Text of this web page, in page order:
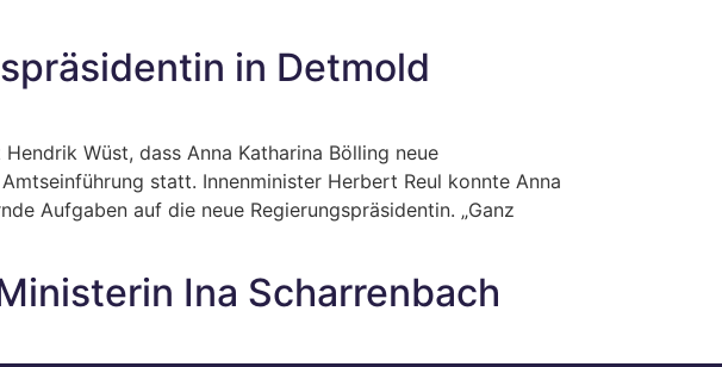
in Detmold
Wüst, dass Anna Katharina Bölling neue
statt. Innenminister Herbert Reul konnte Anna
Aufgaben auf die neue Regierungspräsidentin. „Ganz
Ina Scharrenbach